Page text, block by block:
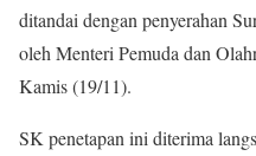
ditandai dengan penyerahan
oleh Menteri Pemuda dan
Kamis (19/11).
SK penetapan ini diterima